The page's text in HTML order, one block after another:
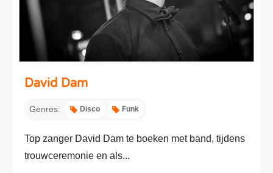
David Dam
Genres: Disco Funk
Top zanger David Dam te boeken met band, tijdens
trouwceremonie en als...